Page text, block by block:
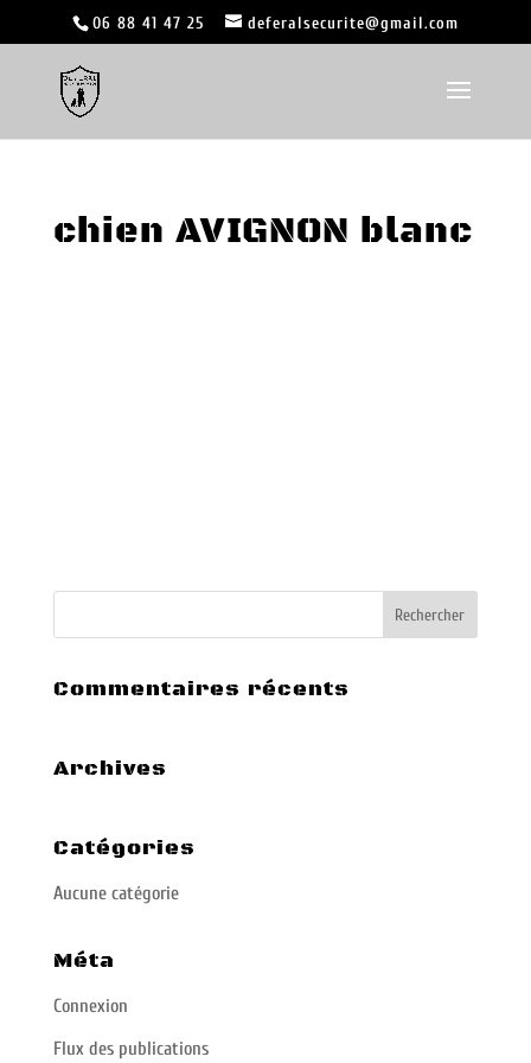
06 88 41 47 25 deferalsecurite@gmail.com
chien AVIGNON blanc
Commentaires récents
Archives
Catégories
Aucune catégorie
Méta
Connexion
Flux des publications